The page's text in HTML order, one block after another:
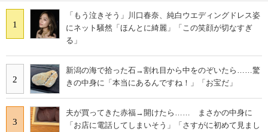
1
「もう泣きそう」川口春奈、純白ウエディングドレス姿
にネット騒然「ほんとに綺麗」「この笑顔が切なすぎ
る」
2
新潟の海で拾った石→割れ目から中をのぞいたら……驚
きの中身に「本当にあるんですね！」「お宝だ」
3
夫が買ってきた赤福→開けたら…… まさかの中身に
「お店に電話してしまいそう」「さすがに初めて見まし